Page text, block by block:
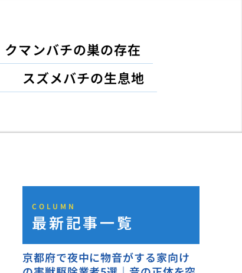
クマンバチの巣の存在
スズメバチの生息地
COLUMN
最新記事一覧
京都府で夜中に物音がする家向け